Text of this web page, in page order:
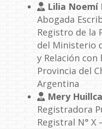
Lilia Noemí
Abogada
Registro de la
del Ministerio
y Relación con
Provincia del
Argentina
Mery
Registradora
Registral N° X